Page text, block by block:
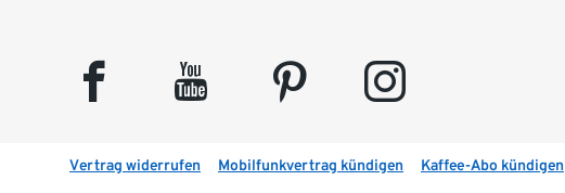
facebook youtube pinterest instagram
Vertrag widerrufen Mobilfunkvertrag kündigen Kaffee-Abo kündigen